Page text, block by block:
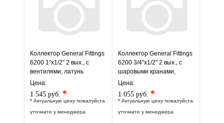
Коллектор General Fittings
6200 1"х1/2" 2 вых., c
вентилями, латунь
никелир., красный
Цена:
1 545 руб. *
* Актуальную цену пожалуйста
уточните у менеджера
Коллектор General Fittings
6200 3/4"х1/2" 2 вых., c
шаровыми кранами,
латунь, красный
Цена:
1 055 руб. *
* Актуальную цену пожалуйста
уточните у менеджера